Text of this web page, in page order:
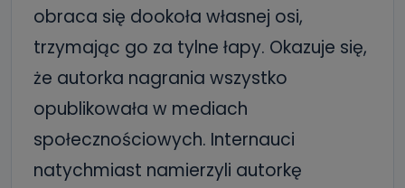
obraca się dookoła własnej osi,
trzymając go za tylne łapy. Okazuje się,
że autorka nagrania wszystko
opublikowała w mediach
społecznościowych. Internauci
natychmiast namierzyli autorkę